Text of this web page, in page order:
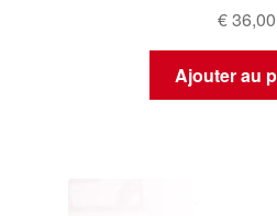
€36,00
Ajouter au